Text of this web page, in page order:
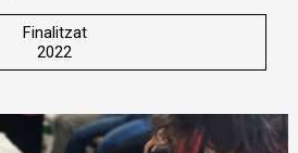
Finalitzat
2022